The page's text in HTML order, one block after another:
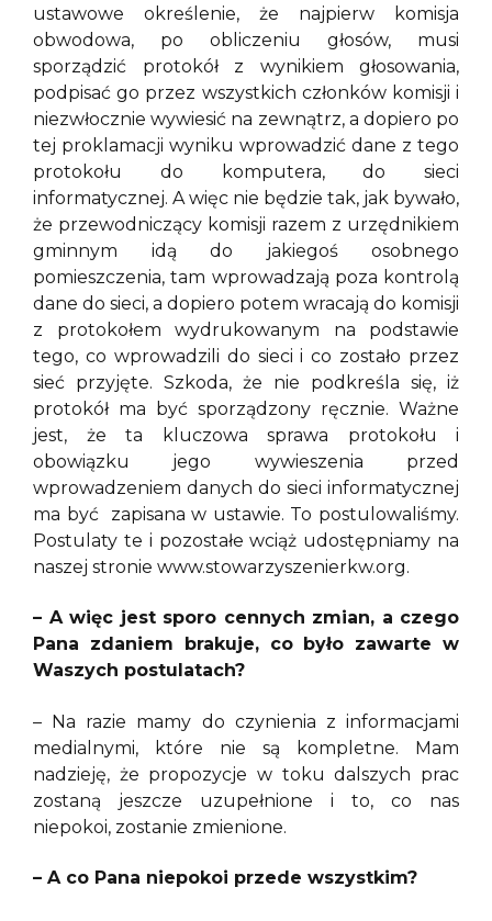
ustawowe określenie, że najpierw komisja
obwodowa, po obliczeniu głosów, musi
sporządzić protokół z wynikiem głosowania,
podpisać go przez wszystkich członków komisji i
niezwłocznie wywiesić na zewnątrz, a dopiero po
tej proklamacji wyniku wprowadzić dane z tego
protokołu do komputera, do sieci
informatycznej. A więc nie będzie tak, jak bywało,
że przewodniczący komisji razem z urzędnikiem
gminnym idą do jakiegoś osobnego
pomieszczenia, tam wprowadzają poza kontrolą
dane do sieci, a dopiero potem wracają do komisji
z protokołem wydrukowanym na podstawie
tego, co wprowadzili do sieci i co zostało przez
sieć przyjęte. Szkoda, że nie podkreśla się, iż
protokół ma być sporządzony ręcznie. Ważne
jest, że ta kluczowa sprawa protokołu i
obowiązku jego wywieszenia przed
wprowadzeniem danych do sieci informatycznej
ma być zapisana w ustawie. To postulowaliśmy.
Postulaty te i pozostałe wciąż udostępniamy na
naszej stronie www.stowarzyszenierkw.org.
– A więc jest sporo cennych zmian, a czego
Pana zdaniem brakuje, co było zawarte w
Waszych postulatach?
– Na razie mamy do czynienia z informacjami
medialnymi, które nie są kompletne. Mam
nadzieję, że propozycje w toku dalszych prac
zostaną jeszcze uzupełnione i to, co nas
niepokoi, zostanie zmienione.
– A co Pana niepokoi przede wszystkim?